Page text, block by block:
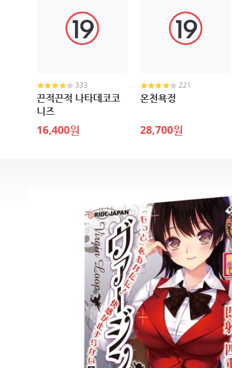
333
끈적끈적 나타데코코
니즈
16,400원
221
온천욕정
28,700원